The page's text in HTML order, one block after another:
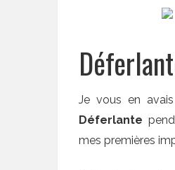
Je vous en
Déferlante
mes premières